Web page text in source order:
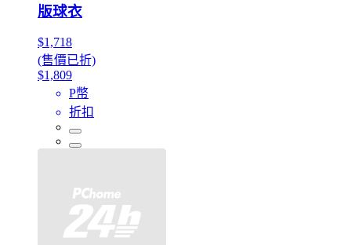
版球衣
$1,718
(售價已折)
$1,809
P幣
折扣